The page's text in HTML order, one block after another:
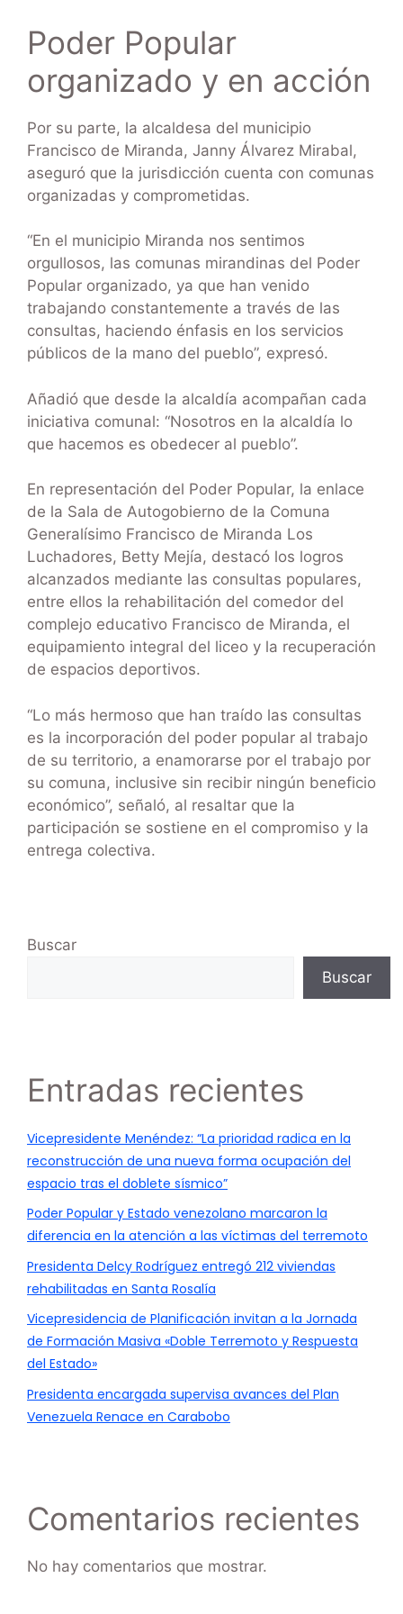
Poder Popular
organizado y en acción
Por su parte, la alcaldesa del municipio
Francisco de Miranda, Janny Álvarez Mirabal,
aseguró que la jurisdicción cuenta con comunas
organizadas y comprometidas.
“En el municipio Miranda nos sentimos
orgullosos, las comunas mirandinas del Poder
Popular organizado, ya que han venido
trabajando constantemente a través de las
consultas, haciendo énfasis en los servicios
públicos de la mano del pueblo”, expresó.
Añadió que desde la alcaldía acompañan cada
iniciativa comunal: “Nosotros en la alcaldía lo
que hacemos es obedecer al pueblo”.
En representación del Poder Popular, la enlace
de la Sala de Autogobierno de la Comuna
Generalísimo Francisco de Miranda Los
Luchadores, Betty Mejía, destacó los logros
alcanzados mediante las consultas populares,
entre ellos la rehabilitación del comedor del
complejo educativo Francisco de Miranda, el
equipamiento integral del liceo y la recuperación
de espacios deportivos.
“Lo más hermoso que han traído las consultas
es la incorporación del poder popular al trabajo
de su territorio, a enamorarse por el trabajo por
su comuna, inclusive sin recibir ningún beneficio
económico”, señaló, al resaltar que la
participación se sostiene en el compromiso y la
entrega colectiva.
Buscar
Buscar
Entradas recientes
Vicepresidente Menéndez: “La prioridad radica en la
reconstrucción de una nueva forma ocupación del
espacio tras el doblete sísmico”
Poder Popular y Estado venezolano marcaron la
diferencia en la atención a las víctimas del terremoto
Presidenta Delcy Rodríguez entregó 212 viviendas
rehabilitadas en Santa Rosalía
Vicepresidencia de Planificación invitan a la Jornada
de Formación Masiva «Doble Terremoto y Respuesta
del Estado»
Presidenta encargada supervisa avances del Plan
Venezuela Renace en Carabobo
Comentarios recientes
No hay comentarios que mostrar.